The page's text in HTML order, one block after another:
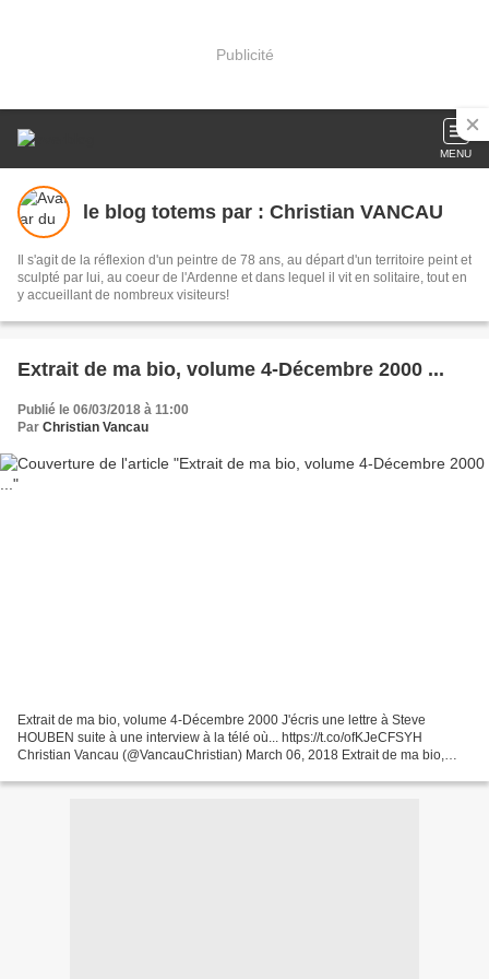
Publicité
MENU
le blog totems par : Christian VANCAU
Il s'agit de la réflexion d'un peintre de 78 ans, au départ d'un territoire peint et
sculpté par lui, au coeur de l'Ardenne et dans lequel il vit en solitaire, tout en
y accueillant de nombreux visiteurs!
Extrait de ma bio, volume 4-Décembre 2000 ...
Publié le 06/03/2018 à 11:00
Par Christian Vancau
Extrait de ma bio, volume 4-Décembre 2000 J'écris une lettre à Steve
HOUBEN suite à une interview à la télé où... https://t.co/ofKJeCFSYH
Christian Vancau (@VancauChristian) March 06, 2018 Extrait de ma bio,